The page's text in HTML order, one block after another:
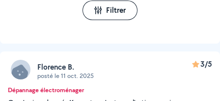
Filtrer
Florence B.
posté le 11 oct. 2025
3/5
Dépannage électroménager